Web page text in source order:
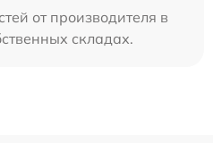
от производителя в
складах.